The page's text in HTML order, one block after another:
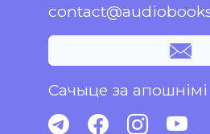
Сачыце за апошнімі